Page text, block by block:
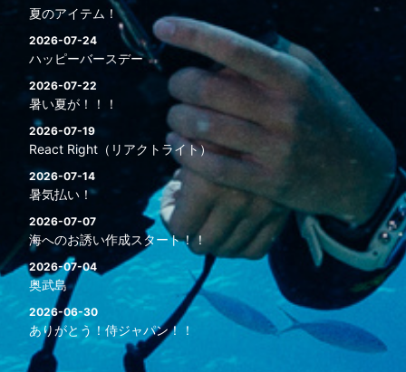
夏のアイテム！
2026-07-24
ハッピーバースデー
2026-07-22
暑い夏が！！！
2026-07-19
React Right（リアクトライト）
2026-07-14
暑気払い！
2026-07-07
海へのお誘い作成スタート！！
2026-07-04
奥武島
2026-06-30
ありがとう！侍ジャパン！！